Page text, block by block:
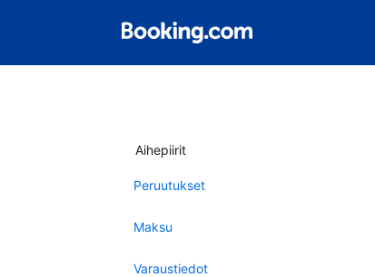
Aihepiirit
Peruutukset
Maksu
Varaustiedot